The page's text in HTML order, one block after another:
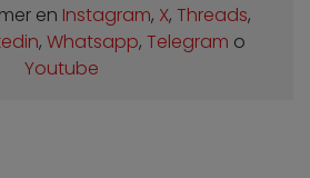
en Instagram, X, Threads,
, Whatsapp, Telegram o
Youtube